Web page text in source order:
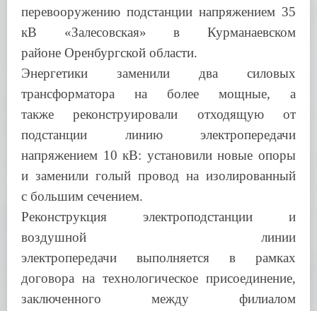
перевооружению подстанции напряжением 35
кВ «Залесовская» в Курманаевском
районе Оренбургской области.
Энергетики заменили два силовых
трансформатора на более мощные, а
такжереконструировали отходящую от
подстанции линию электропередачи
напряжением 10 кВ: установили новые опоры
и заменили голый провод на изолированный
с большим сечением.
Реконструкция электроподстанции и
воздушной линии
электропередачи выполняется в рамках
договора на технологическое присоединение,
заключенного между филиалом